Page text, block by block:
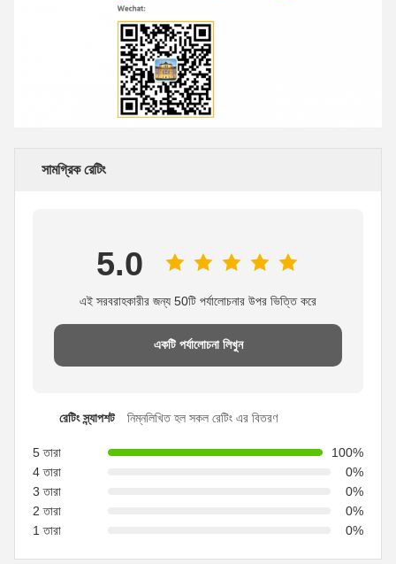
সামগ্রিক রেটিং
5.0
এই সরবরাহকারীর জন্য 50টি পর্যালোচনার উপর ভিত্তি করে
একটি পর্যালোচনা লিখুন
রেটিং স্ন্যাপশট নিম্নলিখিত হল সকল রেটিং এর বিতরণ
5 তারা
100%
4 তারা
0%
3 তারা
0%
2 তারা
0%
1 তারা
0%